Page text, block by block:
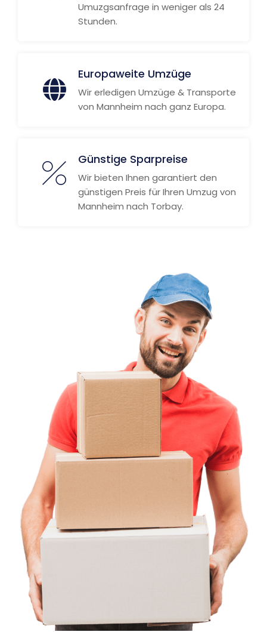
Umuzgsanfrage in weniger als 24
Stunden.
Europaweite Umzüge
Wir erledigen Umzüge & Transporte
von Mannheim nach ganz Europa.
Günstige Sparpreise
Wir bieten Ihnen garantiert den
günstigen Preis für Ihren Umzug von
Mannheim nach Torbay.